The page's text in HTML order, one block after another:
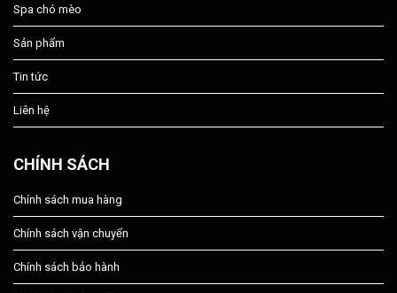
Spa chó mèo
Sản phẩm
Tin tức
Liên hệ
CHÍNH SÁCH
Chính sách mua hàng
Chính sách vận chuyển
Chính sách bảo hành